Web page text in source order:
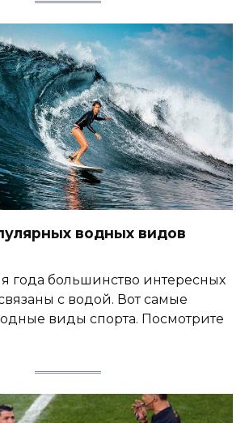
водных видов
года большинство интересных
с водой. Вот самые
виды спорта. Посмотрите